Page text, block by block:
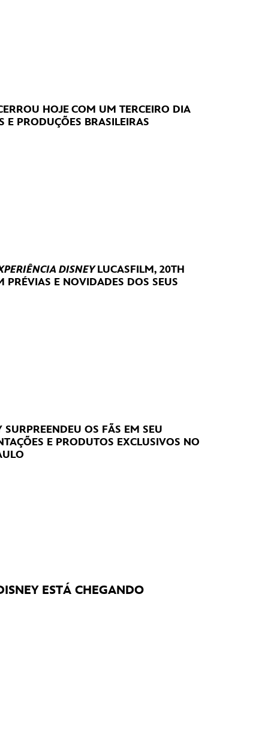
HOJE COM UM TERCEIRO DIA
E PRODUÇÕES BRASILEIRAS
DISNEYLUCASFILM, 20TH
PRÉVIAS E NOVIDADES DOS SEUS
OS FÃS EM SEU
E PRODUTOS EXCLUSIVOS NO
ESTÁ CHEGANDO